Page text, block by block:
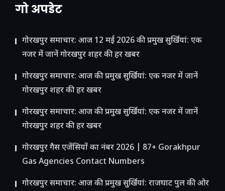
गो अपडेट
गोरखपुर समाचार: आज 12 मई 2026 की प्रमुख सुर्खियां: एक
नजर में जानें गोरखपुर शहर की हर खबर
गोरखपुर समाचार: आज की प्रमुख सुर्खियां: एक नजर में जानें
गोरखपुर शहर की हर खबर
गोरखपुर समाचार: आज की प्रमुख सुर्खियां: एक नजर में जानें
गोरखपुर शहर की हर खबर
गोरखपुर गैस एजेंसियों का नंबर 2026 | 87+ Gorakhpur
Gas Agencies Contact Numbers
गोरखपुर समाचार: आज की प्रमुख सुर्खियां: राजघाट पुल की ओर